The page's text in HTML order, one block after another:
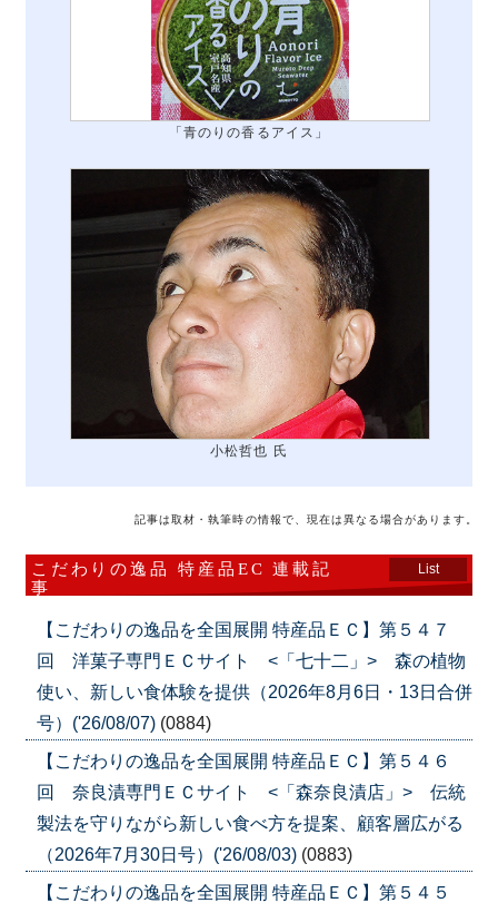
「青のりの香るアイス」
小松哲也 氏
記事は取材・執筆時の情報で、現在は異なる場合があります。
こだわりの逸品 特産品EC 連載記
事
List
【こだわりの逸品を全国展開 特産品ＥＣ】第５４７
回 洋菓子専門ＥＣサイト <「七十二」> 森の植物
使い、新しい食体験を提供（2026年8月6日・13日合併
号）('26/08/07) (0884)
【こだわりの逸品を全国展開 特産品ＥＣ】第５４６
回 奈良漬専門ＥＣサイト <「森奈良漬店」> 伝統
製法を守りながら新しい食べ方を提案、顧客層広がる
（2026年7月30日号）('26/08/03) (0883)
【こだわりの逸品を全国展開 特産品ＥＣ】第５４５